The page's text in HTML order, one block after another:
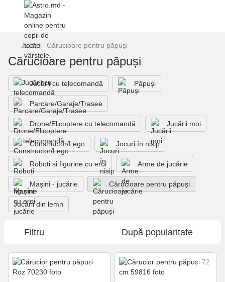
Jucării Cărucioare pentru păpuși
Cărucioare pentru păpuși
Jucării cu telecomandă Păpuși
Parcare/Garaje/Trasee
Drone/Elicoptere cu telecomandă Jucării moi
Constructor/Lego Jocuri în nisip
Roboți și figurine cu eroi Arme de jucărie
Mașini - jucărie Cărucioare pentru păpuși
Jucării din lemn
Filtru După popularitate